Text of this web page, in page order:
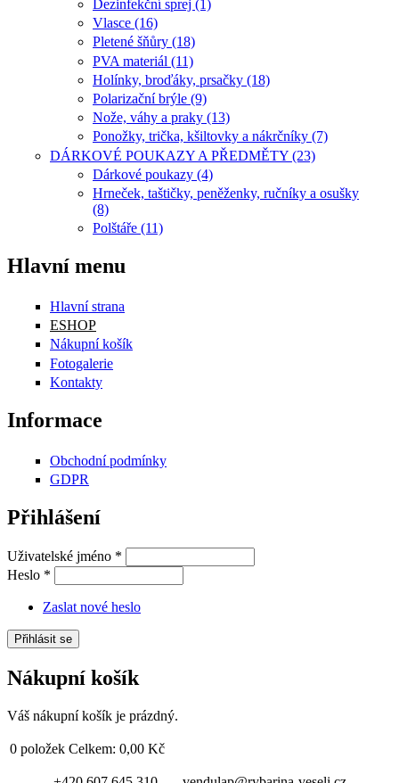
Dezinfekční sprej (1)
Vlasce (16)
Pletené šňůry (18)
PVA materiál (11)
Holínky, broďáky, prsačky (18)
Polarizační brýle (9)
Nože, váhy a praky (13)
Ponožky, trička, kšiltovky a nákrčníky (7)
DÁRKOVÉ POUKAZY A PŘEDMĚTY (23)
Dárkové poukazy (4)
Hrneček, taštičky, peněženky, ručníky a osušky
(8)
Polštáře (11)
Hlavní menu
Hlavní strana
ESHOP
Nákupní košík
Fotogalerie
Kontakty
Informace
Obchodní podmínky
GDPR
Přihlášení
Uživatelské jméno *
Heslo *
Zaslat nové heslo
Nákupní košík
Váš nákupní košík je prázdný.
0 položek Celkem: 0,00 Kč